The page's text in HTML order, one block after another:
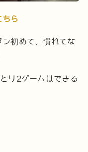
ちら
初めて、慣れてな
り2ゲームはできる